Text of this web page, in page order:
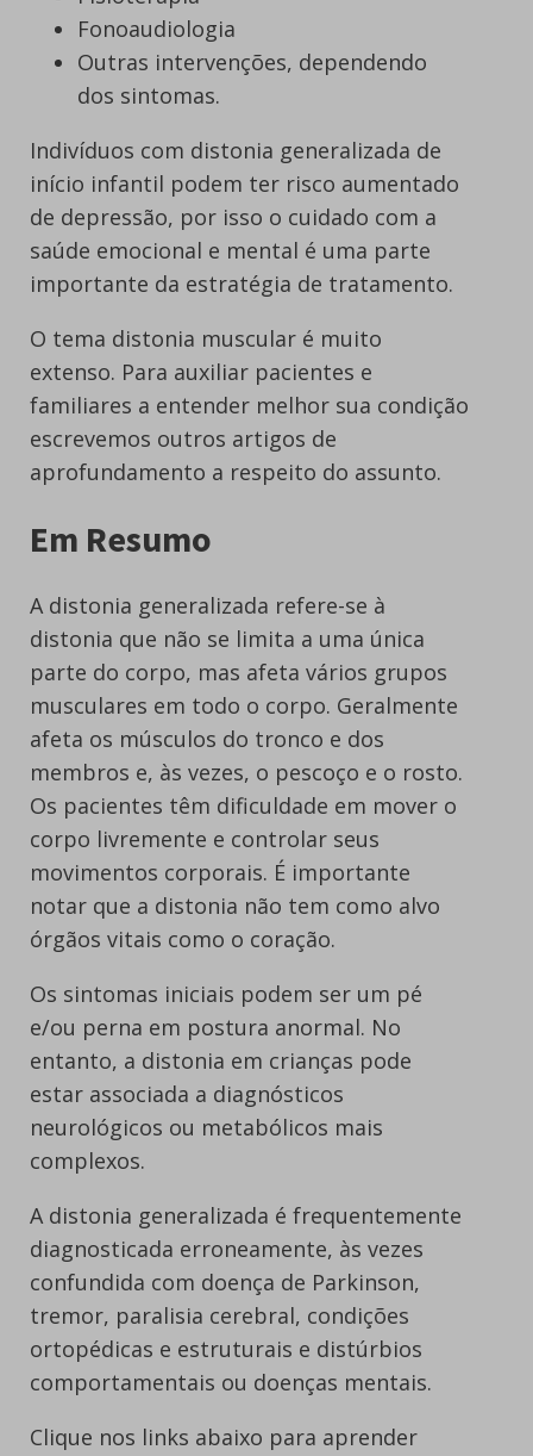
Fonoaudiologia
Outras intervenções, dependendo
dos sintomas.
Indivíduos com distonia generalizada de
início infantil podem ter risco aumentado
de depressão, por isso o cuidado com a
saúde emocional e mental é uma parte
importante da estratégia de tratamento.
O tema distonia muscular é muito
extenso. Para auxiliar pacientes e
familiares a entender melhor sua condição
escrevemos outros artigos de
aprofundamento a respeito do assunto.
Em Resumo
A distonia generalizada refere-se à
distonia que não se limita a uma única
parte do corpo, mas afeta vários grupos
musculares em todo o corpo. Geralmente
afeta os músculos do tronco e dos
membros e, às vezes, o pescoço e o rosto.
Os pacientes têm dificuldade em mover o
corpo livremente e controlar seus
movimentos corporais. É importante
notar que a distonia não tem como alvo
órgãos vitais como o coração.
Os sintomas iniciais podem ser um pé
e/ou perna em postura anormal. No
entanto, a distonia em crianças pode
estar associada a diagnósticos
neurológicos ou metabólicos mais
complexos.
A distonia generalizada é frequentemente
diagnosticada erroneamente, às vezes
confundida com doença de Parkinson,
tremor, paralisia cerebral, condições
ortopédicas e estruturais e distúrbios
comportamentais ou doenças mentais.
Clique nos links abaixo para aprender